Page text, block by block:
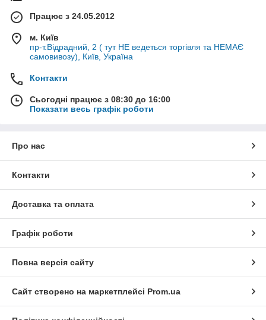
Працює з 24.05.2012
м. Київ
пр-т.Відрадний, 2 ( тут НЕ ведеться торгівля та НЕМАЄ
самовивозу), Київ, Україна
Контакти
Сьогодні працює з 08:30 до 16:00
Показати весь графік роботи
Про нас
Контакти
Доставка та оплата
Графік роботи
Повна версія сайту
Сайт створено на маркетплейсі Prom.ua